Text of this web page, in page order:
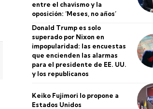
entre el chavismo y la
oposición: ‘Meses, no años’
Donald Trump es solo
superado por Nixon en
impopularidad: las encuestas
que encienden las alarmas
para el presidente de EE. UU.
y los republicanos
Keiko Fujimori lo propone a
Estados Unidos